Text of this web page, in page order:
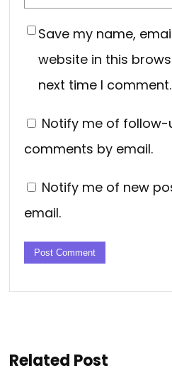
Save my name,
website in this
next time I comment.
Notify me of follow-
comments by email.
Notify me of new
email.
Related Post